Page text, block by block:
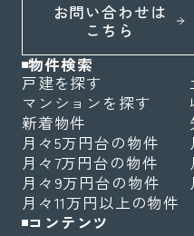
お問い合わせは
こちら
物件検索
戸建を探す
マンションを探す
新着物件
月々5万円台の物件
月々7万円台の物件
月々9万円台の物件
月々11万円以上の物件
コンテンツ